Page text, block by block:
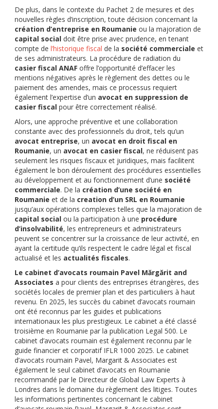
De plus, dans le contexte du Pachet 2 de mesures et des
nouvelles règles d’inscription, toute décision concernant la
création d’entreprise en Roumanie ou la majoration de
capital social doit être prise avec prudence, en tenant
compte de l’historique fiscal de la société commerciale et
de ses administrateurs. La procédure de radiation du
casier fiscal ANAF offre l’opportunité d’effacer les
mentions négatives après le règlement des dettes ou le
paiement des amendes, mais ce processus requiert
également l’expertise d’un avocat en suppression de
casier fiscal pour être correctement réalisé.
Alors, une approche préventive et une collaboration
constante avec des professionnels du droit, tels qu’un
avocat entreprise, un avocat en droit fiscal en
Roumanie, un avocat en casier fiscal, ne réduisent pas
seulement les risques fiscaux et juridiques, mais facilitent
également le bon déroulement des procédures essentielles
au développement et au fonctionnement d’une société
commerciale. De la création d’une société en
Roumanie et de la creation d’un SRL en Roumanie
jusqu’aux opérations complexes telles que la majoration de
capital social ou la participation à une procédure
d’insolvabilité, les entrepreneurs et administrateurs
peuvent se concentrer sur la croissance de leur activité, en
ayant la certitude qu’ils respectent le cadre légal et fiscal
actualisé et les actualités fiscales.
Le cabinet d’avocats roumain Pavel Mărgărit and
Associates a pour clients des entreprises étrangères, des
sociétés locales de premier plan et des particuliers à haut
revenu. En 2025, les succès du cabinet d’avocats roumain
ont été reconnus par les guides et publications
internationaux les plus prestigieux. Le cabinet a été classé
troisième en Roumanie par la publication Legal 500. Le
cabinet d’avocats roumain est également reconnu par le
guide financier et corporatif IFLR 1000 2025. Le cabinet
d’avocats roumain Pavel, Margarit & Associates est
également le seul cabinet d’avocats en Roumanie
recommandé par le Directeur de Global Law Experts à
Londres dans le domaine du règlement des litiges. Toutes
les informations pertinentes concernant le cabinet